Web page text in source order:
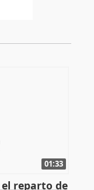
01:33
reparto de